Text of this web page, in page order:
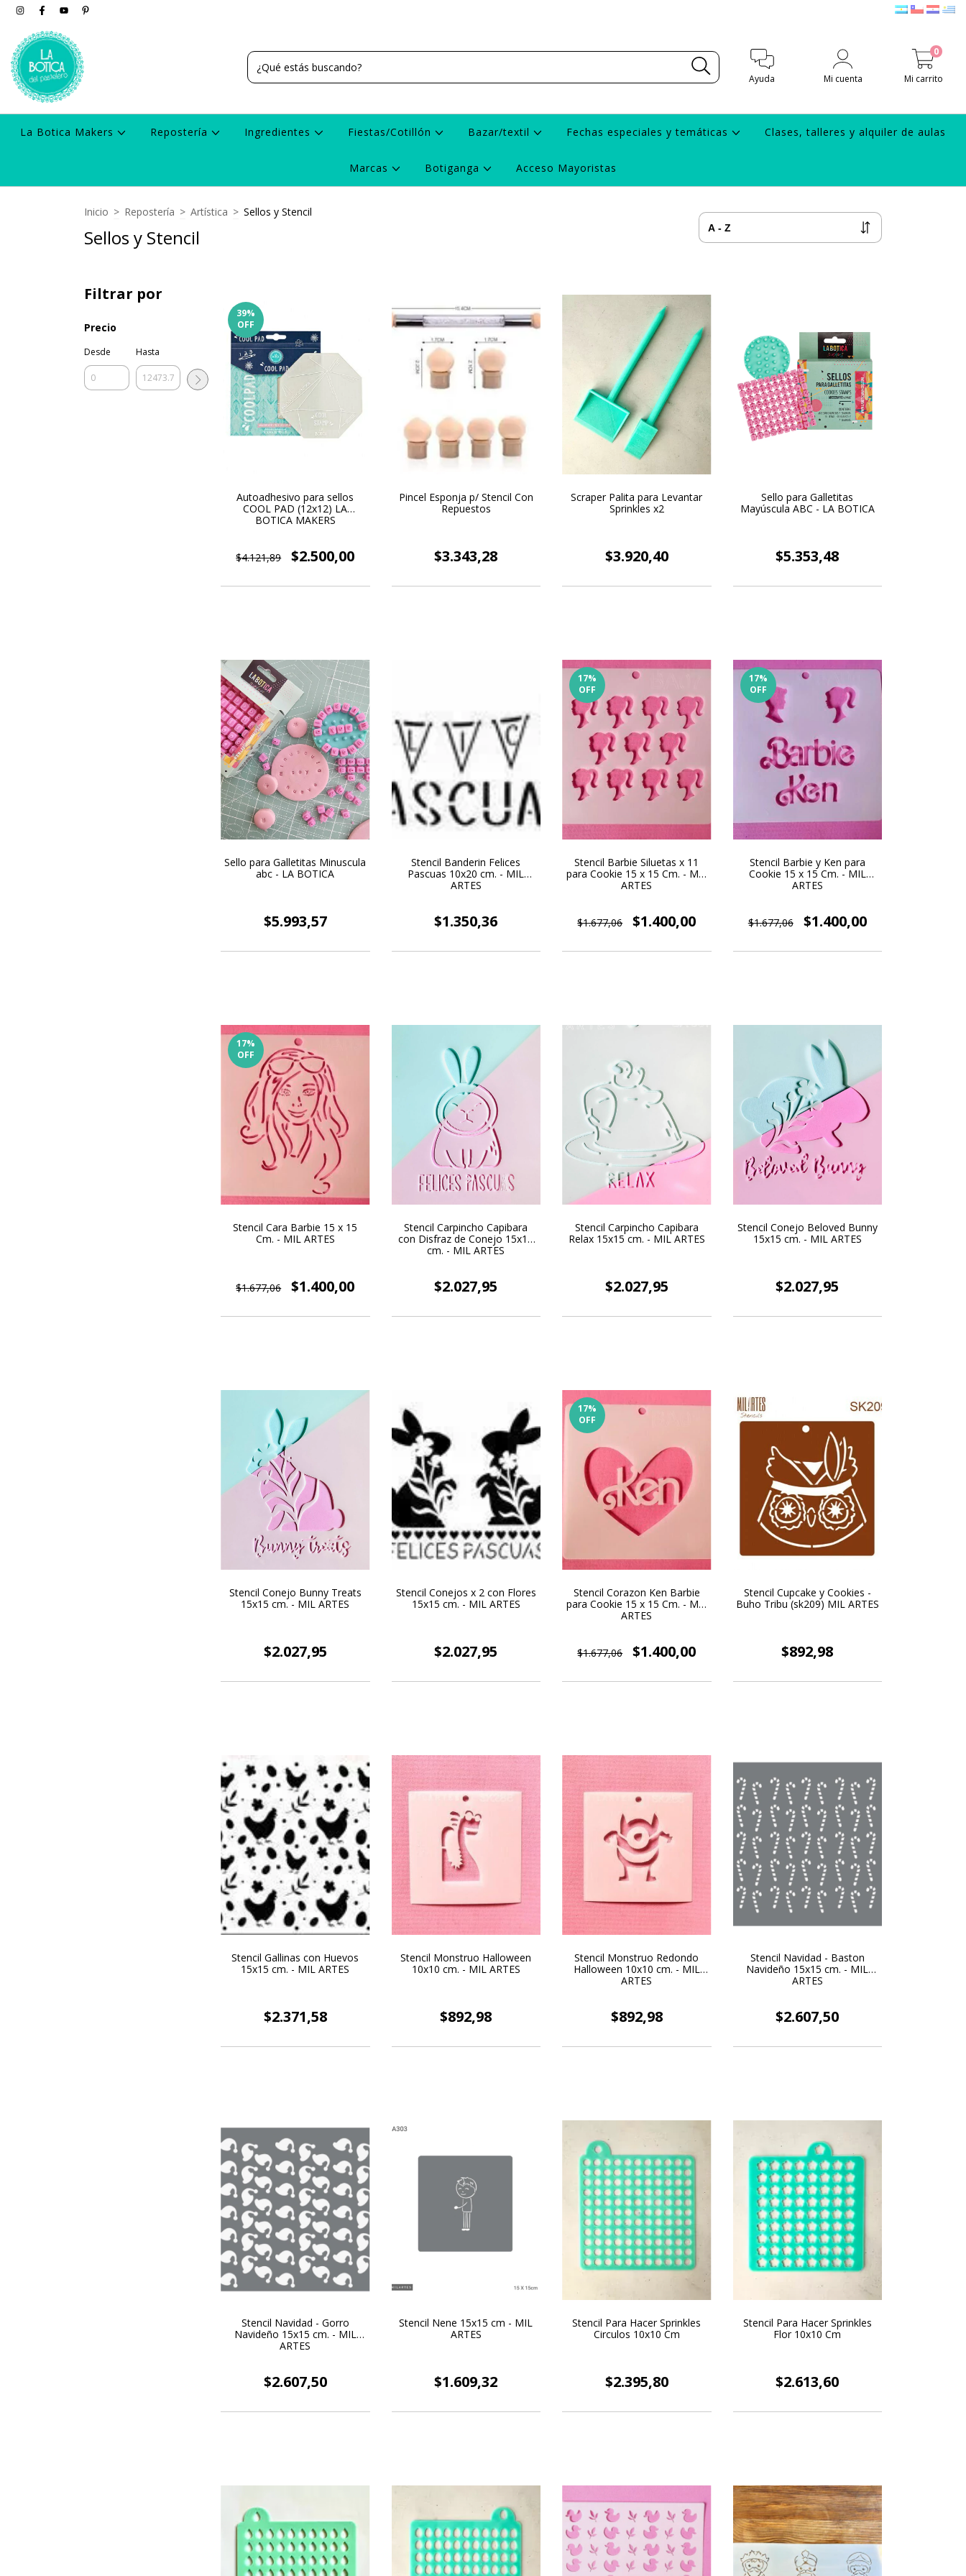
Ayuda Mi cuenta Mi carrito
0
La Botica Makers Repostería Ingredientes Fiestas/Cotillón Bazar/textil Fechas especiales y temáticas Clases, talleres y alquiler de aulas
Marcas Botiganga Acceso Mayoristas
Inicio > Repostería > Artística > Sellos y Stencil
Sellos y Stencil
Filtrar por
Precio
Desde Hasta
39%
OFF
Autoadhesivo para sellos
COOL PAD (12x12) LA
BOTICA MAKERS
$4.121,89 $2.500,00
Pincel Esponja p/ Stencil Con
Repuestos
$3.343,28
Scraper Palita para Levantar
Sprinkles x2
$3.920,40
Sello para Galletitas
Mayúscula ABC - LA BOTICA
$5.353,48
Sello para Galletitas Minuscula
abc - LA BOTICA
$5.993,57
Stencil Banderin Felices
Pascuas 10x20 cm. - MIL
ARTES
$1.350,36
17%
OFF
Stencil Barbie Siluetas x 11
para Cookie 15 x 15 Cm. - MIL
ARTES
$1.677,06 $1.400,00
17%
OFF
Stencil Barbie y Ken para
Cookie 15 x 15 Cm. - MIL
ARTES
$1.677,06 $1.400,00
17%
OFF
Stencil Cara Barbie 15 x 15
Cm. - MIL ARTES
$1.677,06 $1.400,00
Stencil Carpincho Capibara
con Disfraz de Conejo 15x15
cm. - MIL ARTES
$2.027,95
Stencil Carpincho Capibara
Relax 15x15 cm. - MIL ARTES
$2.027,95
Stencil Conejo Beloved Bunny
15x15 cm. - MIL ARTES
$2.027,95
Stencil Conejo Bunny Treats
15x15 cm. - MIL ARTES
$2.027,95
Stencil Conejos x 2 con Flores
15x15 cm. - MIL ARTES
$2.027,95
17%
OFF
Stencil Corazon Ken Barbie
para Cookie 15 x 15 Cm. - MIL
ARTES
$1.677,06 $1.400,00
Stencil Cupcake y Cookies -
Buho Tribu (sk209) MIL ARTES
$892,98
Stencil Gallinas con Huevos
15x15 cm. - MIL ARTES
$2.371,58
Stencil Monstruo Halloween
10x10 cm. - MIL ARTES
$892,98
Stencil Monstruo Redondo
Halloween 10x10 cm. - MIL
ARTES
$892,98
Stencil Navidad - Baston
Navideño 15x15 cm. - MIL
ARTES
$2.607,50
Stencil Navidad - Gorro
Navideño 15x15 cm. - MIL
ARTES
$2.607,50
Stencil Nene 15x15 cm - MIL
ARTES
$1.609,32
Stencil Para Hacer Sprinkles
Circulos 10x10 Cm
$2.395,80
Stencil Para Hacer Sprinkles
Flor 10x10 Cm
$2.613,60